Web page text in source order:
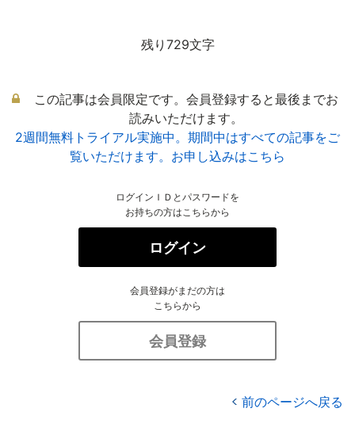
残り729文字
この記事は会員限定です。会員登録すると最後までお
読みいただけます。
2週間無料トライアル実施中。期間中はすべての記事をご
覧いただけます。お申し込みはこちら
ログインＩＤとパスワードを
お持ちの方はこちらから
ログイン
会員登録がまだの方は
こちらから
会員登録
前のページへ戻る